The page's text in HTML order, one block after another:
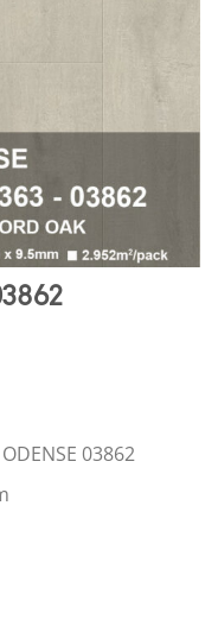
03862